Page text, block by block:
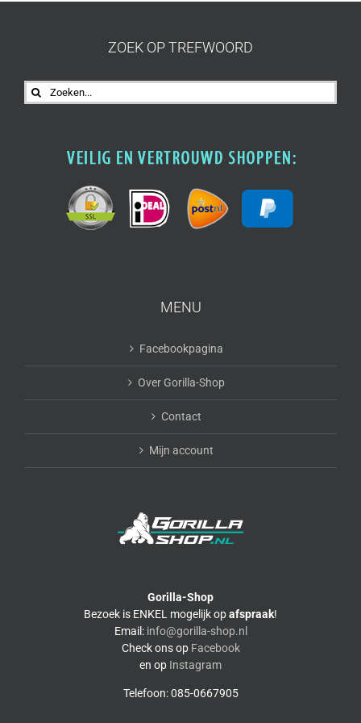
ZOEK OP TREFWOORD
Zoeken
naar:
MENU
Facebookpagina
Over Gorilla-Shop
Contact
Mijn account
Gorilla-Shop
Bezoek is ENKEL mogelijk opafspraak!
Email: info@gorilla-shop.nl
Check ons op Facebook
en op Instagram
Telefoon: 085-0667905